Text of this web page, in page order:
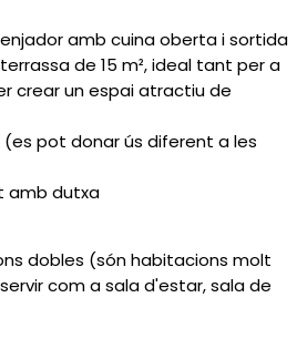
amb cuina oberta i sortida
de 15 m², ideal tant per a
crear un espai atractiu de
pot donar ús diferent a les
amb dutxa
dobles (són habitacions molt
com a sala d'estar, sala de